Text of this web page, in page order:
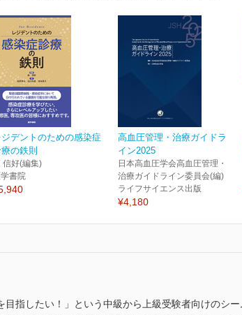
ジデントのための感染症
の鉄則
信好(編集)
学書院
高血圧管理・治療ガイドラ
イン2025
日本高血圧学会高血圧管理・
治療ガイドライン委員会(編)
ライフサイエンス出版
¥4,180
目指したい！」という中級から上級受験者向けのシ